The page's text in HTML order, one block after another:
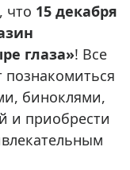
что 15 декабря
глаза»! Все
познакомиться
биноклями,
и приобрести